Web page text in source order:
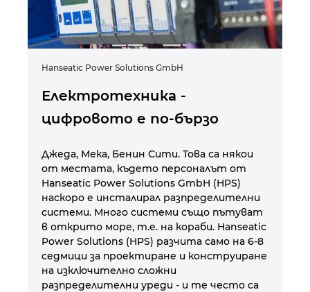
Hanseatic Power Solutions GmbH
Електротехника -
цифровото е по-бързо
Джеда, Мека, Бенин Сити. Това са някои
от местата, където персоналът от
Hanseatic Power Solutions GmbH (HPS)
наскоро е инсталирал разпределителни
системи. Много системи също пътуват
в открито море, т.е. на кораби. Hanseatic
Power Solutions (HPS) разчита само на 6-8
седмици за проектиране и конструиране
на изключително сложни
разпределителни уреди - и те често са